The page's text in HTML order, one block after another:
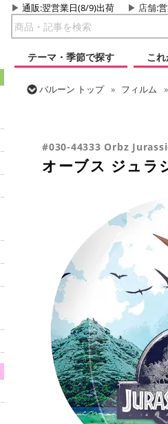
通販:翌営業日(8/9)出荷 店舗:
テーマ・季節で探す
こ
バルーン トップ フィルム
#030-44333 Orbz
オーブス ジュラ